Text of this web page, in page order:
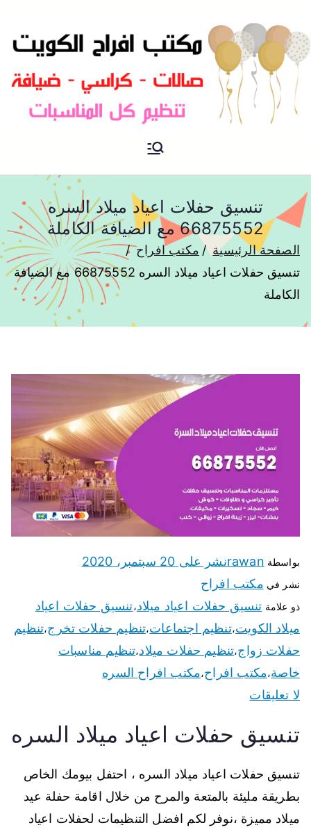
مكتب افراح و مناسبات و زواج و
تنسيق حفلات اعياد ميلاد السره
66875552 مع الضيافة الكاملة
الصفحة الرئيسية
مكتب افراح
تنسيق حفلات اعياد ميلاد السره 66875552 مع الضيافة
الكاملة
بواسطة rawanنشر على 20 سبتمبر، 2020
نشر في مكتب افراح
ذو علامة تنسيق حفلات اعياد ميلاد،تنسيق حفلات اعياد
ميلاد الكويت،تنظيم اجتماعات،تنظيم حفلات تخرج،تنظيم
حفلات زواج،تنظيم حفلات ميلاد،تنظيم مناسبات
خاصة،مكتب افراح،مكتب افراح السره
لا تعليقات
تنسيق حفلات اعياد ميلاد السره
تنسيق حفلات اعياد ميلاد السره ، احتفل بيومك الخاص
بطريقة مليئة بالمتعة والمرح من خلال اقامة حفلة عيد
ميلاد مميزة ،نوفر لكم افضل التنظيمات لحفلات اعياد